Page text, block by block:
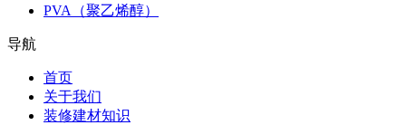
PVA（聚乙烯醇）
导航
首页
关于我们
装修建材知识